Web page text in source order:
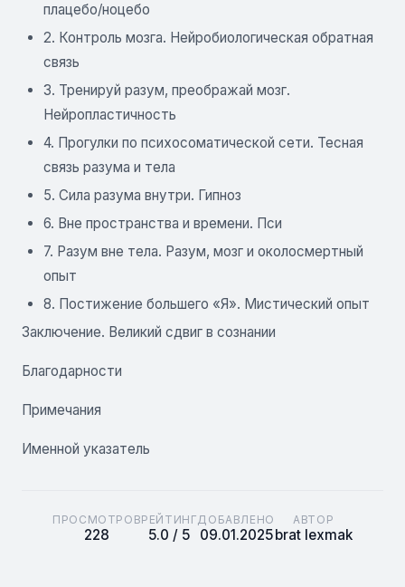
плацебо/ноцебо
2. Контроль мозга. Нейробиологическая обратная
связь
3. Тренируй разум, преображай мозг.
Нейропластичность
4. Прогулки по психосоматической сети. Тесная
связь разума и тела
5. Сила разума внутри. Гипноз
6. Вне пространства и времени. Пси
7. Разум вне тела. Разум, мозг и околосмертный
опыт
8. Постижение большего «Я». Мистический опыт
Заключение. Великий сдвиг в сознании
Благодарности
Примечания
Именной указатель
ПРОСМОТРОВ
228
РЕЙТИНГ
5.0 / 5
ДОБАВЛЕНО
09.01.2025
АВТОР
brat lexmak